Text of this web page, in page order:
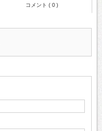
コメント ( 0 )